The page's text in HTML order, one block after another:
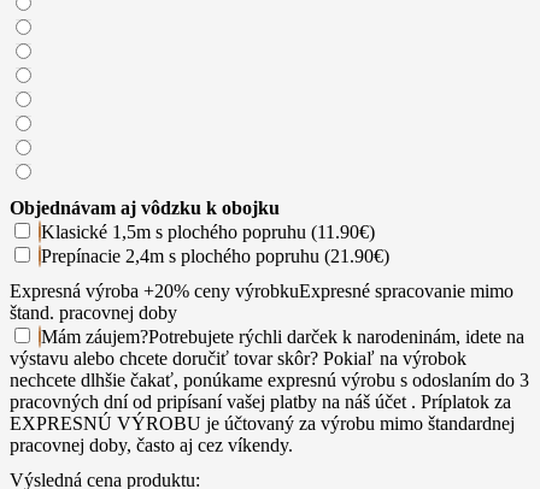
Objednávam aj vôdzku k obojku
Klasické 1,5m s plochého popruhu (11.90€)
Prepínacie 2,4m s plochého popruhu (21.90€)
Expresná výroba +20% ceny výrobkuExpresné spracovanie mimo
štand. pracovnej doby
Mám záujem?Potrebujete rýchli darček k narodeninám, idete na
výstavu alebo chcete doručiť tovar skôr? Pokiaľ na výrobok
nechcete dlhšie čakať, ponúkame expresnú výrobu s odoslaním do 3
pracovných dní od pripísaní vašej platby na náš účet . Príplatok za
EXPRESNÚ VÝROBU je účtovaný za výrobu mimo štandardnej
pracovnej doby, často aj cez víkendy.
Výsledná cena produktu: